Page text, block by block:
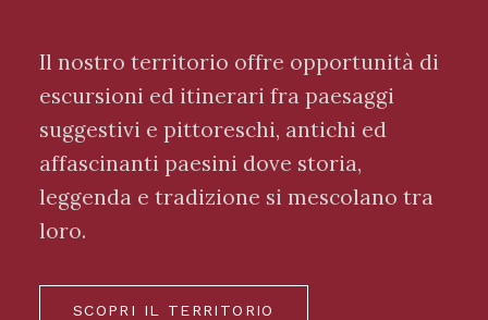
Il nostro territorio offre opportunità di
escursioni ed itinerari fra paesaggi
suggestivi e pittoreschi, antichi ed
affascinanti paesini dove storia,
leggenda e tradizione si mescolano tra
loro.
SCOPRI IL TERRITORIO